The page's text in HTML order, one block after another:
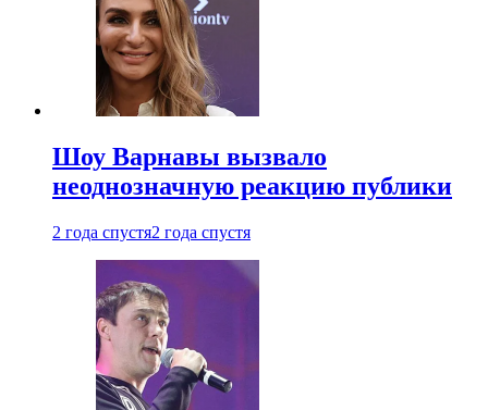
Шоу Варнавы вызвало
неоднозначную реакцию публики
2 года спустя2 года спустя